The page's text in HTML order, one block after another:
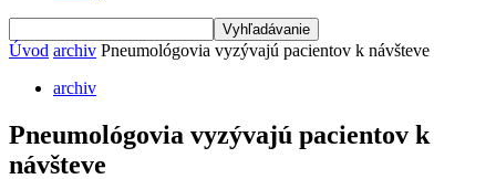
Úvod archiv Pneumológovia vyzývajú pacientov k návšteve
archiv
Pneumológovia vyzývajú pacientov k
návšteve